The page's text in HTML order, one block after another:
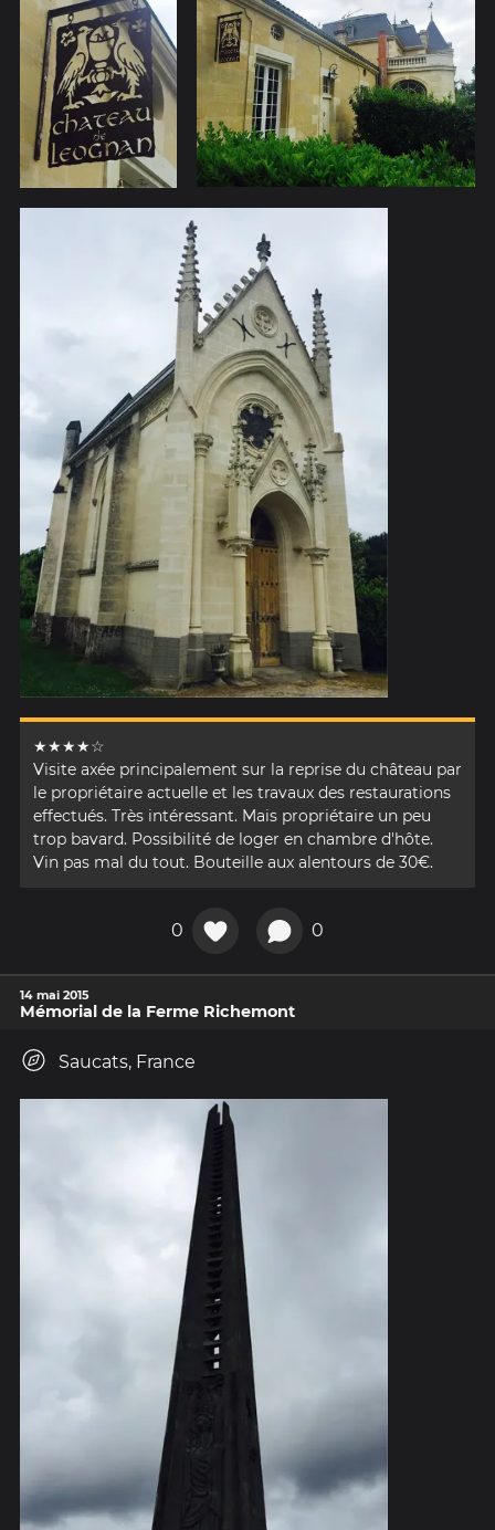
★★★★☆
Visite axée principalement sur la reprise du château par
le propriétaire actuelle et les travaux des restaurations
effectués. Très intéressant. Mais propriétaire un peu
trop bavard. Possibilité de loger en chambre d'hôte.
Vin pas mal du tout. Bouteille aux alentours de 30€.
0 0
14 mai 2015
Mémorial de la Ferme Richemont
Saucats, France